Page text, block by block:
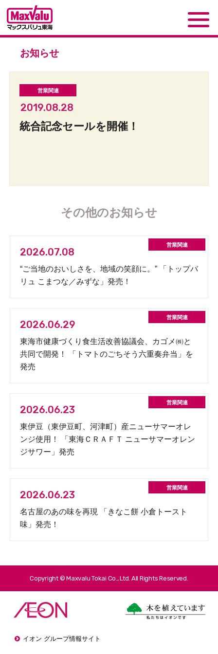
お知らせ
2019.08.28
統合記念セールを開催！
その他のお知らせ
2026.07.08
“ご当地のおいしさを、地域の笑顔に。” 「トップバ
リュ こまつな／みずな」発売！
2026.06.29
東海市健康づくり食生活改善協議会、カゴメ㈱と
共同で開発！ 「トマトのごちそう六重奏弁当」を
発売
2026.06.23
東伊豆（東伊豆町、河津町）産ニューサマーオレ
ンジ使用！ 「東海ＣＲＡＦＴ ニューサマーオレン
ジサワー」発売
2026.06.23
名古屋のあの味を再現 「きなこ餅 小倉トースト
味」発売！
Copyright © Maxvalu Tokai Co., Ltd. All Rights Reserved.
イオン グループ情報サイト